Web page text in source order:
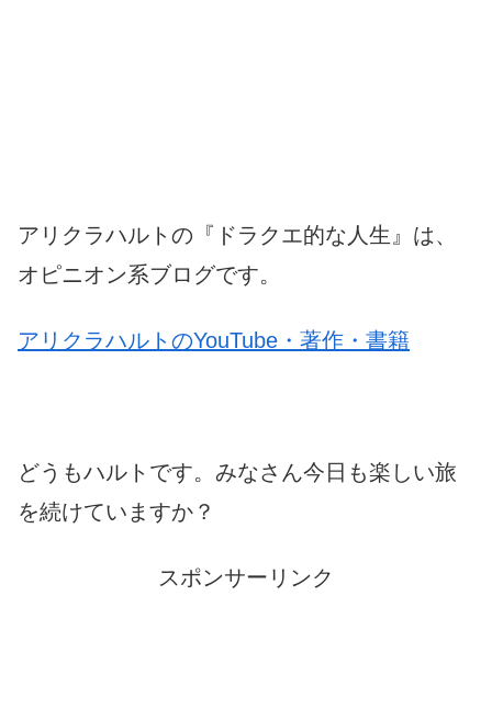
アリクラハルトの『ドラクエ的な人生』は、
オピニオン系ブログです。
アリクラハルトのYouTube・著作・書籍
どうもハルトです。みなさん今日も楽しい旅
を続けていますか？
スポンサーリンク